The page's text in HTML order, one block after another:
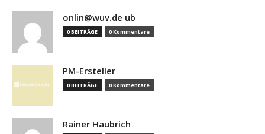
onlin@wuv.de ub
0 BEITRÄGE 0 Kommentare
PM-Ersteller
0 BEITRÄGE 0 Kommentare
Rainer Haubrich